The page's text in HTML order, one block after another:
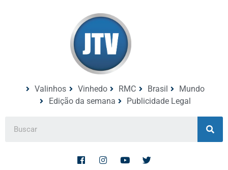
Valinhos Vinhedo RMC Brasil
Mundo
Edição da semana
Publicidade Legal